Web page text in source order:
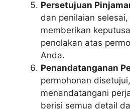
Persetujuan
dan penilaian
memberikan
penolakan atas
Anda.
Penandatanganan
permohonan
menandatangani
berisi semua detail